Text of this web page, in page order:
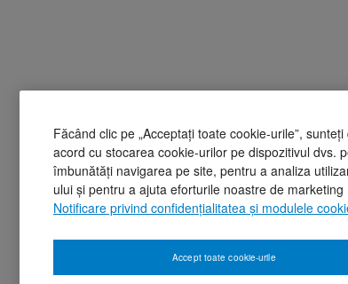
Făcând clic pe „Acceptați toate cookie-urile”, sunteți
acord cu stocarea cookie-urilor pe dispozitivul dvs.
îmbunătăți navigarea pe site, pentru a analiza
ului și pentru a ajuta eforturile noastre de marketing
Notificare privind confidențialitatea și modulele
Accept toate cookie-urile